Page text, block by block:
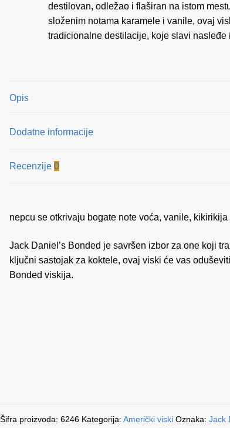
destilovan, odležao i flaširan na istom
složenim notama karamele i vanile, ovaj
tradicionalne destilacije, koje slavi
Opis
Dodatne informacije
Recenzije 0
nepcu se otkrivaju bogate note voća, vanile,
Jack Daniel’s Bonded je savršen izbor za one koji
ključni sastojak za koktele, ovaj viski će vas
Bonded viskija.
Šifra proizvoda: 6246 Kategorija: Američki viski Oznaka: Jack